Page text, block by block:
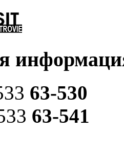
63-530
63-541